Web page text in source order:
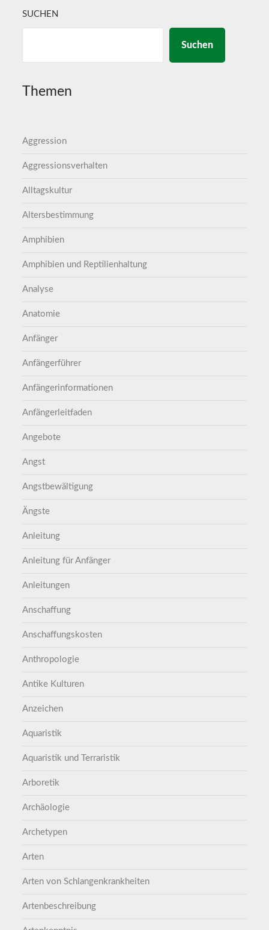
SUCHEN
Suchen
Themen
Aggression
Aggressionsverhalten
Alltagskultur
Altersbestimmung
Amphibien
Amphibien und Reptilienhaltung
Analyse
Anatomie
Anfänger
Anfängerführer
Anfängerinformationen
Anfängerleitfaden
Angebote
Angst
Angstbewältigung
Ängste
Anleitung
Anleitung für Anfänger
Anleitungen
Anschaffung
Anschaffungskosten
Anthropologie
Antike Kulturen
Anzeichen
Aquaristik
Aquaristik und Terraristik
Arboretik
Archäologie
Archetypen
Arten
Arten von Schlangenkrankheiten
Artenbeschreibung